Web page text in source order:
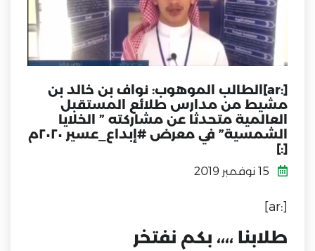
[:ar]الطالب الموهوب: نواف بن خالد بن
مشيط من مدارس طلائع المستقبل
العالمية متحدثا عن مشاركته ” الخلايا
الشمسية” في معرض #إبداع_عسير ٢٠٢٠م
[:]
[:ar]
طلابنا ،،،، بكم نفتخر